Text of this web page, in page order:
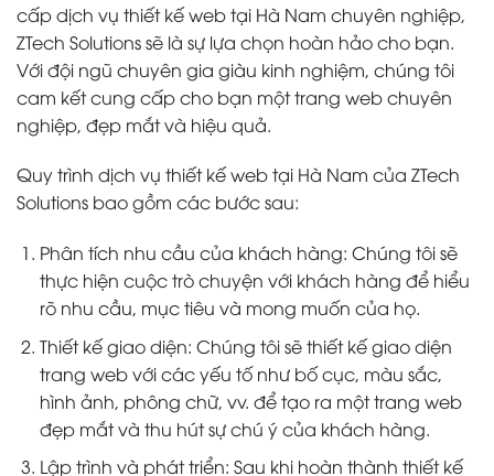
cấp dịch vụ thiết kế web tại Hà Nam chuyên nghiệp,
ZTech Solutions sẽ là sự lựa chọn hoàn hảo cho bạn.
Với đội ngũ chuyên gia giàu kinh nghiệm, chúng tôi
cam kết cung cấp cho bạn một trang web chuyên
nghiệp, đẹp mắt và hiệu quả.
Quy trình dịch vụ thiết kế web tại Hà Nam của ZTech
Solutions bao gồm các bước sau:
Phân tích nhu cầu của khách hàng: Chúng tôi sẽ
thực hiện cuộc trò chuyện với khách hàng để hiểu
rõ nhu cầu, mục tiêu và mong muốn của họ.
Thiết kế giao diện: Chúng tôi sẽ thiết kế giao diện
trang web với các yếu tố như bố cục, màu sắc,
hình ảnh, phông chữ, vv. để tạo ra một trang web
đẹp mắt và thu hút sự chú ý của khách hàng.
Lập trình và phát triển: Sau khi hoàn thành thiết kế